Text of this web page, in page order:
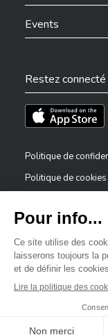
Events
Restez
Téléchargez
Politique de
Politique de cookies
Déclaration
Dispositif de
©2026